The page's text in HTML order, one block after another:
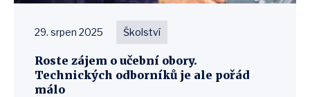
29. srpen 2025 Školství
Roste zájem o učební obory.
Technických odborníků je ale pořád
málo